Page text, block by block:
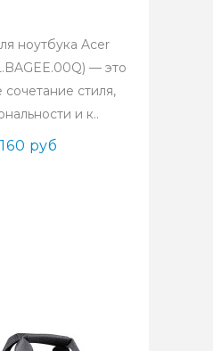
ноутбука Acer
— это
сочетание стиля,
и к..
руб